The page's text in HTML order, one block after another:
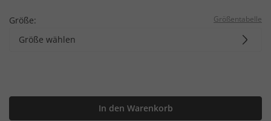
Größe: Größentabelle
Größe wählen
In den Warenkorb